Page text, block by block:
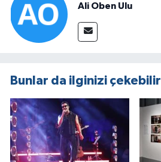
Ali Oben Ulu
Bunlar da ilginizi çekebilir